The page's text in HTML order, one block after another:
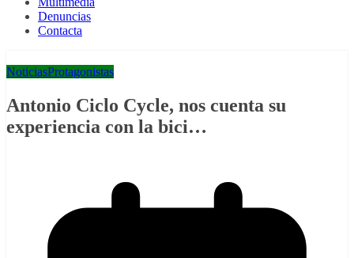
Denuncias
Contacta
NoticiasProtagonistas
Antonio Ciclo Cycle, nos cuenta su
experiencia con la bici…